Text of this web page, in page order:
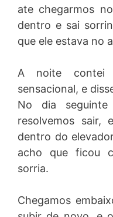
ate chegarmos
dentro e sai
que ele estava no
A noite contei
sensacional, e
No dia
resolvemos sair,
dentro do
acho que ficou
sorria.
Chegamos